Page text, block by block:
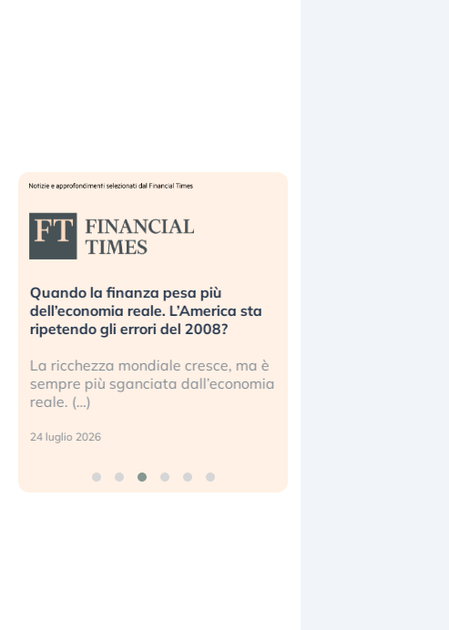
Quando la finanza pesa più
dell’economia reale. L’America sta
ripetendo gli errori del 2008?
La ricchezza mondiale cresce, ma è
sempre più sganciata dall’economia
reale. (…)
24 luglio 2026